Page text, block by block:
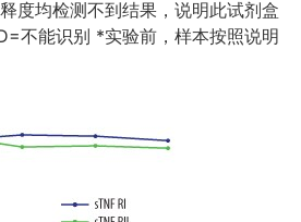
度均检测不到结果，说明此试剂盒
不能识别 *实验前，样本按照说明